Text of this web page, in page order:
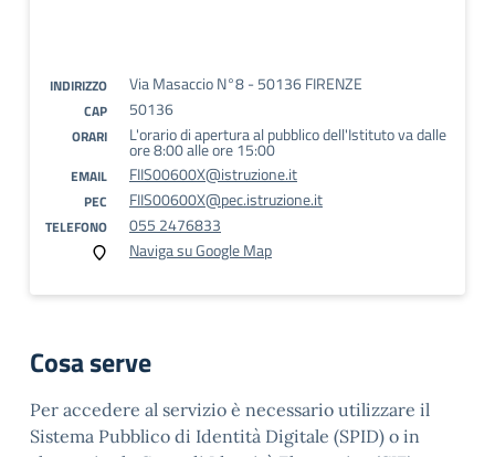
INDIRIZZO Via Masaccio N°8 - 50136 FIRENZE
CAP 50136
ORARI L'orario di apertura al pubblico dell'Istituto va dalle
ore 8:00 alle ore 15:00
EMAIL FIIS00600X@istruzione.it
PEC FIIS00600X@pec.istruzione.it
TELEFONO
055 2476833
Naviga su Google Map
Cosa serve
Per accedere al servizio è necessario utilizzare il
Sistema Pubblico di Identità Digitale (SPID) o in